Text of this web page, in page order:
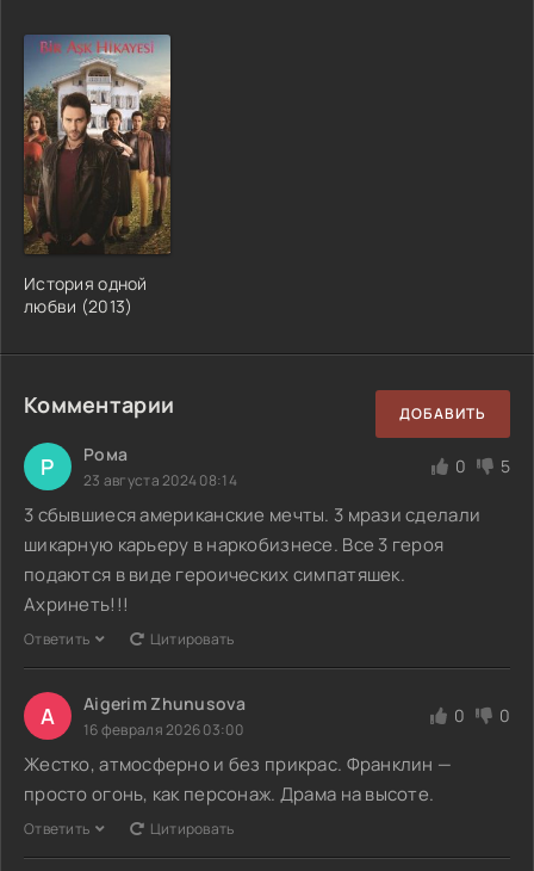
История одной
любви (2013)
Комментарии ДОБАВИТЬ
Р Рома
23 августа 2024 08:14
0 5
3 сбывшиеся американские мечты. 3 мрази сделали
шикарную карьеру в наркобизнесе. Все 3 героя
подаются в виде героических симпатяшек.
Ахринеть!!!
Ответить Цитировать
A Aigerim Zhunusova
16 февраля 2026 03:00
0 0
Жестко, атмосферно и без прикрас. Франклин —
просто огонь, как персонаж. Драма на высоте.
Ответить Цитировать